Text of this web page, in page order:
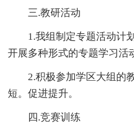
三.教研活动
1.我组制定专题活动计
开展多种形式的专题学习活
2.积极参加学区大组的
短。促进提升。
四.竞赛训练